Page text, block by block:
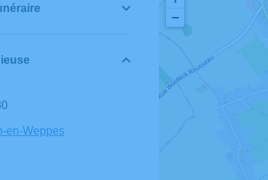
en-Weppes
−